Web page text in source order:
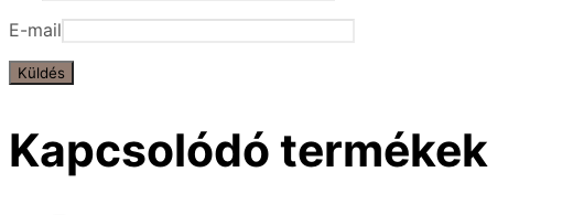
E-mail
Kapcsolódó termékek